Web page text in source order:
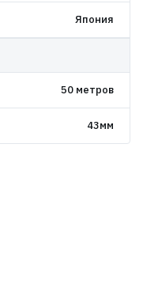
Япония
50 метров
43мм